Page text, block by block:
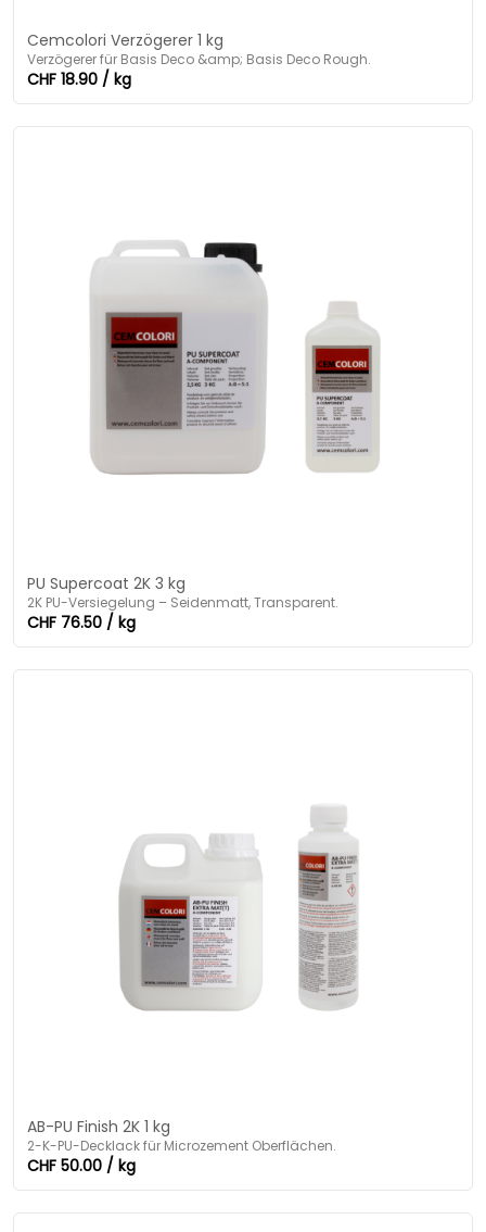
Cemcolori Verzögerer 1 kg
Verzögerer für Basis Deco &amp; Basis Deco Rough.
CHF 18.90 / kg
PU Supercoat 2K 3 kg
2K PU-Versiegelung – Seidenmatt, Transparent.
CHF 76.50 / kg
AB-PU Finish 2K 1 kg
2-K-PU-Decklack für Microzement Oberflächen.
CHF 50.00 / kg